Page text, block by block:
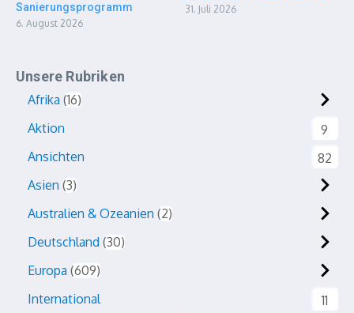
Sanierungsprogramm
6. August 2026
31. Juli 2026
Unsere Rubriken
Afrika 16
Aktion
9
Ansichten
82
Asien 3
Australien & Ozeanien 2
Deutschland 30
Europa 609
International
11